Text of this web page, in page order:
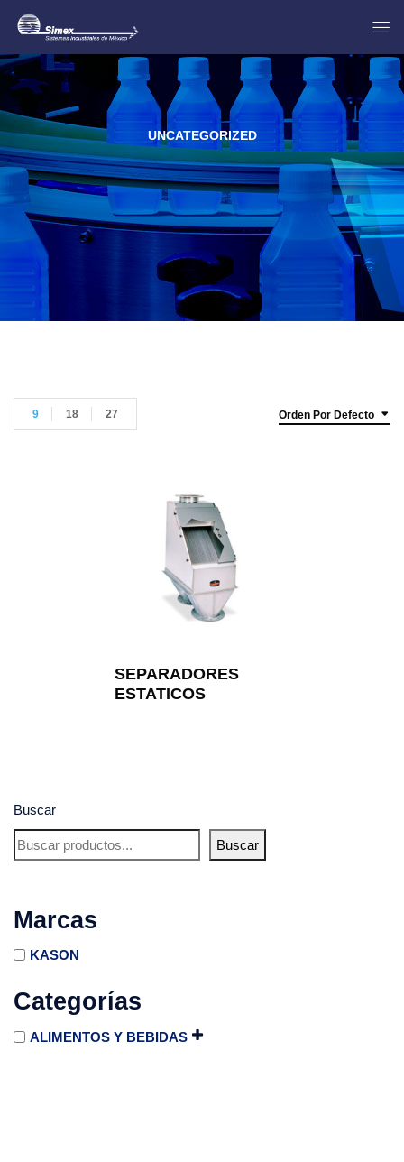
UNCATEGORIZED
Buscar
Buscar
Marcas
KASON
Categorías
ALIMENTOS Y BEBIDAS
Orden Por Defecto
9 18 27
SEPARADORES
ESTATICOS